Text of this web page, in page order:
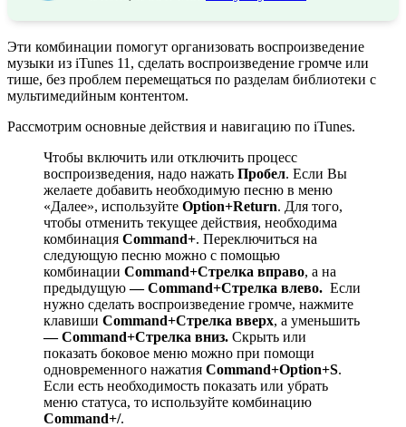
Эти комбинации помогут организовать воспроизведение
музыки из iTunes 11, сделать воспроизведение громче или
тише, без проблем перемещаться по разделам библиотеки с
мультимедийным контентом.
Рассмотрим основные действия и навигацию по iTunes.
Чтобы включить или отключить процесс
воспроизведения, надо нажать Пробел. Если Вы
желаете добавить необходимую песню в меню
«Далее», используйте Option+Return. Для того,
чтобы отменить текущее действия, необходима
комбинация Command+. Переключиться на
следующую песню можно с помощью
комбинации Command+Стрелка вправо, а на
предыдущую— Command+Стрелка влево. Если
нужно сделать воспроизведение громче, нажмите
клавиши Command+Стрелка вверх, а уменьшить
—Command+Стрелка вниз. Скрыть или
показать боковое меню можно при помощи
одновременного нажатия Command+Option+S.
Если есть необходимость показать или убрать
меню статуса, то используйте комбинацию
Command+/.